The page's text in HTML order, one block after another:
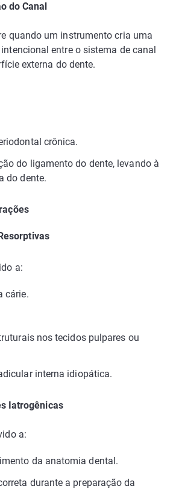
do Canal
quando um instrumento cria uma
entre o sistema de canal
externa do dente.
crônica.
do ligamento do dente, levando à
do dente.
a:
cárie.
nos tecidos pulpares ou
interna idiopática.
Iatrogênicas
a:
da anatomia dental.
durante a preparação da